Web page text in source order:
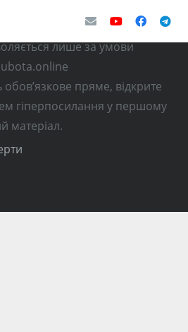
з інтернет-видання
лише за умови
пряме, відкрите
гіперпосилання у першому
матеріал.